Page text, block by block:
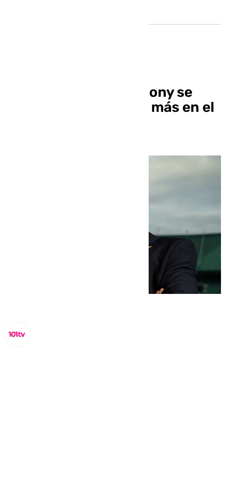
Ramón Alarcón: «Antony se
quiere quedar un año más en el